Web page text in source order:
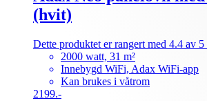
(hvit)
Dette produktet er rangert med 4.4 av 5
2000 watt, 31 m²
Innebygd WiFi, Adax WiFi-app
Kan brukes i våtrom
2199.-